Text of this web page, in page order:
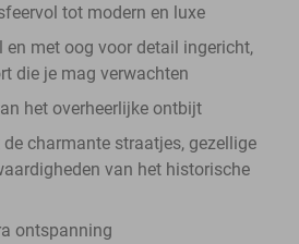
tot modern en luxe
en met oog voor detail ingericht,
die je mag verwachten
het overheerlijke ontbijt
charmante straatjes, gezellige
van het historische
ontspanning